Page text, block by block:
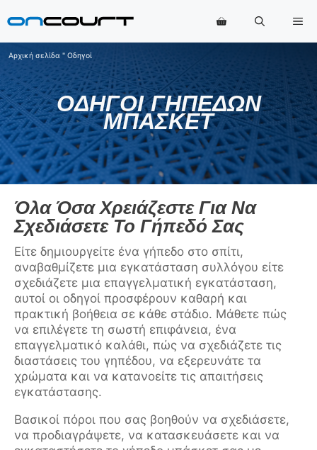
στο
Αρχική σελίδα " Οδηγοί
ΟΔΗΓΟΊ ΓΗΠΈΔΩΝ
ΜΠΆΣΚΕΤ
Όλα Όσα Χρειάζεστε Για Να
Σχεδιάσετε Το Γήπεδό Σας
Είτε δημιουργείτε ένα γήπεδο στο σπίτι,
αναβαθμίζετε μια εγκατάσταση συλλόγου είτε
σχεδιάζετε μια επαγγελματική εγκατάσταση,
αυτοί οι οδηγοί προσφέρουν καθαρή και
πρακτική βοήθεια σε κάθε στάδιο. Μάθετε πώς
να επιλέγετε τη σωστή επιφάνεια, ένα
επαγγελματικό καλάθι, πώς να σχεδιάζετε τις
διαστάσεις του γηπέδου, να εξερευνάτε τα
χρώματα και να κατανοείτε τις απαιτήσεις
εγκατάστασης.
Βασικοί πόροι που σας βοηθούν να σχεδιάσετε,
να προδιαγράψετε, να κατασκευάσετε και να